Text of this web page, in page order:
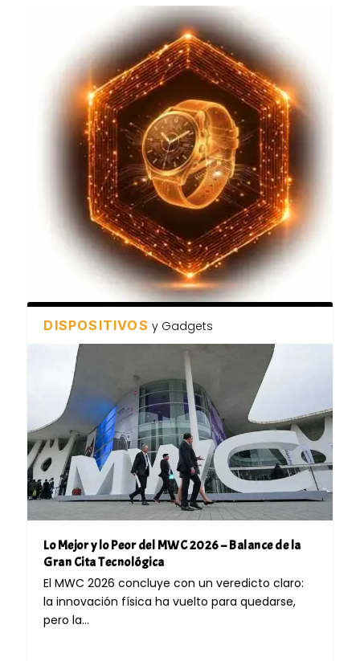
DISPOSITIVOS y Gadgets
Lo Mejor y lo Peor del MWC 2026 – Balance de la
Gran Cita Tecnológica
El MWC 2026 concluye con un veredicto claro:
la innovación física ha vuelto para quedarse,
pero la...